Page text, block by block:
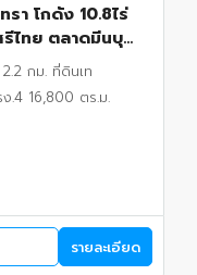
า โกดัง 10.8ไร่
ไทย ตลาดมีนบุรี
กม. ที่ดินเท
.4 16,800 ตร.ม.
รายละเอียด